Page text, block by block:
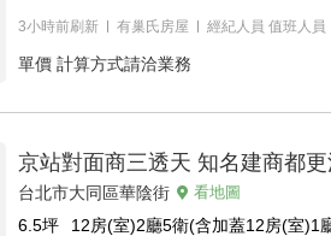
3小時前刷新 有巢氏房屋 經紀人員 值班人員
單價 計算方式請洽業務
京站對面商三透天 知名建商都更
台北市大同區華陰街 看地圖
6.5坪 12房(室)2廳5衛(含加蓋12房(室)1